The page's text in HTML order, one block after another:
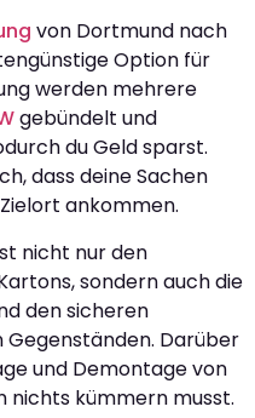
von Dortmund nach
Option für
werden mehrere
gebündelt und
du Geld sparst.
dass deine Sachen
ankommen.
nicht nur den
sondern auch die
den sicheren
Darüber
und Demontage von
nichts kümmern musst.